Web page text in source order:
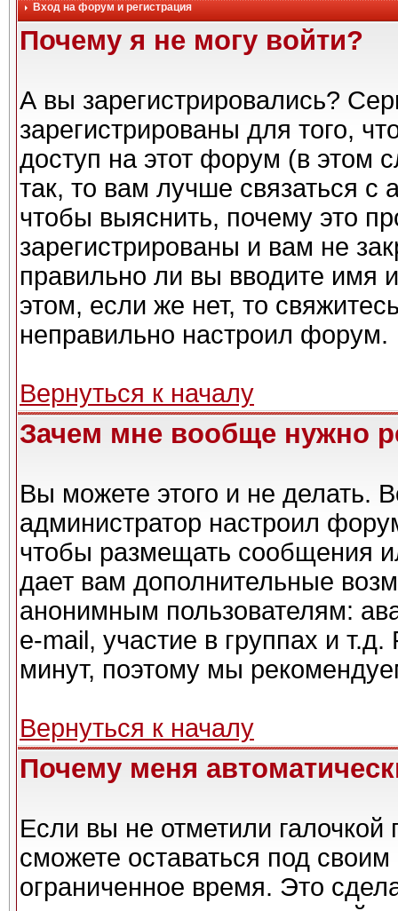
Вход на форум и регистрация
Почему я не могу войти?
А вы зарегистрировались?
зарегистрированы для того,
доступ на этот форум (в этом
так, то вам лучше связаться
чтобы выяснить, почему это
зарегистрированы и вам не
правильно ли вы вводите
этом, если же нет, то
неправильно настроил форум.
Вернуться к началу
Зачем мне вообще нужно
Вы можете этого и не делать.
администратор настроил
чтобы размещать сообщения
дает вам дополнительные
анонимным пользователям:
e-mail, участие в группах и
минут, поэтому мы
Вернуться к началу
Почему меня
Если вы не отметили галочкой
сможете оставаться под
ограниченное время. Это